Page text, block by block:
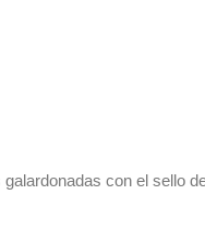
con el sello